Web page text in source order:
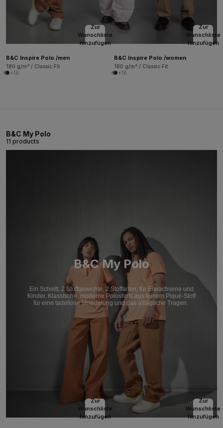
Zur
Wunschliste
hinzufügen
B&C Inspire Polo /men
180 g/m² / Classic Fit
+16
Zur
Wunschliste
hinzufügen
B&C Inspire Polo /women
180 g/m² / Classic Fit
+16
B&C My Polo
11 products
B&C My Polo
Ein Schnitt, 2 Stoffgewichte, 2 Stoffarten, für Erwachsene und
Kinder. Klassische, moderne Poloshirts aus feinem Piqué-Stoff
für eine tadellose Veredelung und das alltägliche Tragen.
Zur
Wunschliste
hinzufügen
Zur
Wunschliste
hinzufügen